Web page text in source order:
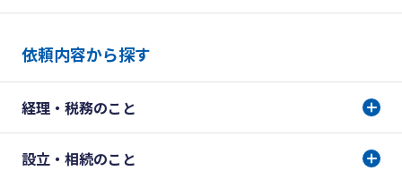
依頼内容から探す
経理・税務のこと
設立・相続のこと